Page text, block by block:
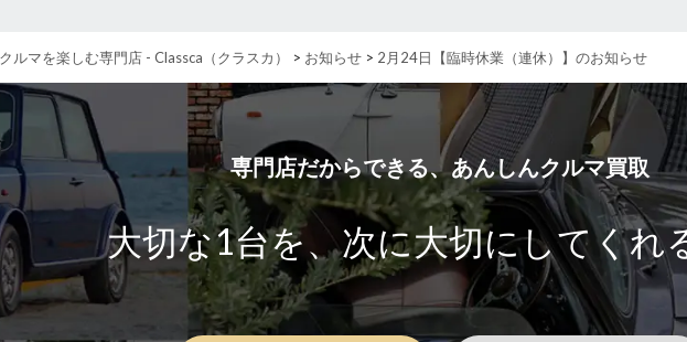
ルマを楽しむ専門店 - Classca（クラスカ） > お知らせ > 2月24日【臨時休業（連休）】のお知らせ
専門店だからできる、あんしんクルマ買取
大切な1台を、次に大切にしてくれ